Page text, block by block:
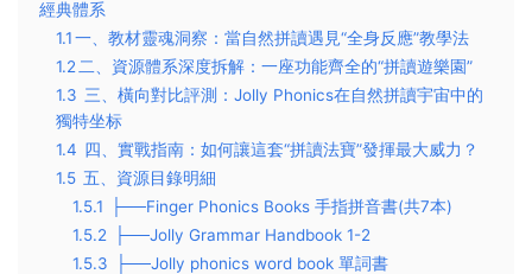
經典體系​
1.1​一、教材靈魂洞察：當自然拼讀遇見“全身反應”教學法​
1.2 ​二、資源體系深度拆解：一座功能齊全的“拼讀遊樂園”​​
1.3 三、橫向對比評測：Jolly Phonics在自然拼讀宇宙中的
獨特坐标​
1.4 四、實戰指南：如何讓這套“拼讀法寶”發揮最大威力？​​
1.5 五、資源目錄明細
1.5.1
├──Finger Phonics Books 手指拼音書(共7本)
1.5.2
├──Jolly Grammar Handbook 1-2
1.5.3
├──Jolly phonics word book 單詞書